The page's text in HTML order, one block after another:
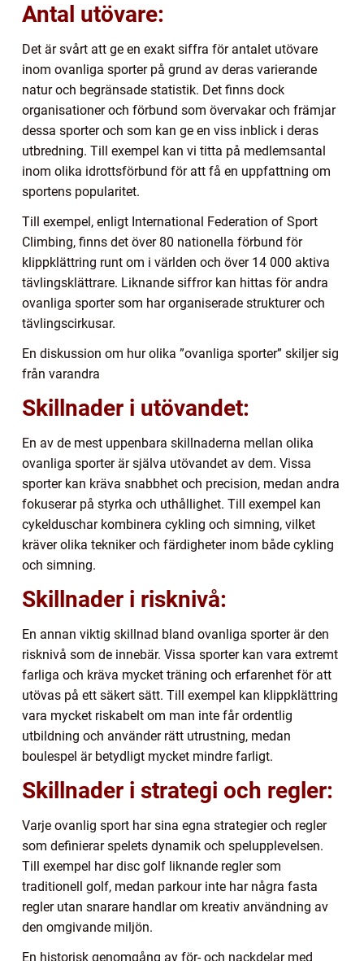
Antal utövare:
Det är svårt att ge en exakt siffra för antalet utövare
inom ovanliga sporter på grund av deras varierande
natur och begränsade statistik. Det finns dock
organisationer och förbund som övervakar och främjar
dessa sporter och som kan ge en viss inblick i deras
utbredning. Till exempel kan vi titta på medlemsantal
inom olika idrottsförbund för att få en uppfattning om
sportens popularitet.
Till exempel, enligt International Federation of Sport
Climbing, finns det över 80 nationella förbund för
klippklättring runt om i världen och över 14 000 aktiva
tävlingsklättrare. Liknande siffror kan hittas för andra
ovanliga sporter som har organiserade strukturer och
tävlingscirkusar.
En diskussion om hur olika ”ovanliga sporter” skiljer sig
från varandra
Skillnader i utövandet:
En av de mest uppenbara skillnaderna mellan olika
ovanliga sporter är själva utövandet av dem. Vissa
sporter kan kräva snabbhet och precision, medan andra
fokuserar på styrka och uthållighet. Till exempel kan
cykelduschar kombinera cykling och simning, vilket
kräver olika tekniker och färdigheter inom både cykling
och simning.
Skillnader i risknivå:
En annan viktig skillnad bland ovanliga sporter är den
risknivå som de innebär. Vissa sporter kan vara extremt
farliga och kräva mycket träning och erfarenhet för att
utövas på ett säkert sätt. Till exempel kan klippklättring
vara mycket riskabelt om man inte får ordentlig
utbildning och använder rätt utrustning, medan
boulespel är betydligt mycket mindre farligt.
Skillnader i strategi och regler:
Varje ovanlig sport har sina egna strategier och regler
som definierar spelets dynamik och spelupplevelsen.
Till exempel har disc golf liknande regler som
traditionell golf, medan parkour inte har några fasta
regler utan snarare handlar om kreativ användning av
den omgivande miljön.
En historisk genomgång av för- och nackdelar med